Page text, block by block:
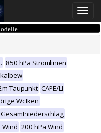
Toggle
850 hPa Stromlinien
Taupunkt CAPE/LI
Wolken
Gesamtniederschlag
Wind 200 hPa Wind